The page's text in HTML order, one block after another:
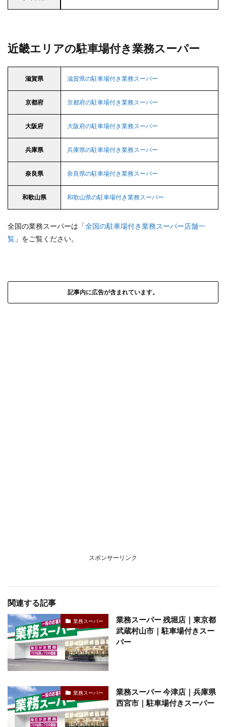
近畿エリアの駐車場付き業務スーパー
滋賀県 滋賀県の駐車場付き業務スーパー
京都府 京都府の駐車場付き業務スーパー
大阪府 大阪府の駐車場付き業務スーパー
兵庫県 兵庫県の駐車場付き業務スーパー
奈良県 奈良県の駐車場付き業務スーパー
和歌山県 和歌山県の駐車場付き業務スーパー
全国の業務スーパーは「全国の駐車場付き業務スーパー店舗一
覧 」をご覧ください。
記事内に広告が含まれています。
スポンサーリンク
関連する記事
業務スーパー
業務スーパー 残堀店｜東京都
武蔵村山市｜駐車場付きスー
パー
業務スーパー
業務スーパー 今津店｜兵庫県
西宮市｜駐車場付きスーパー